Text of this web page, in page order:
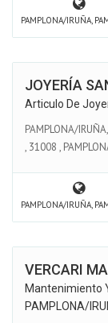
PAMPLONA/IRUÑA,
JOYERÍA
Articulo De
PAMPLONA/
, 31008 ,
PAMPLONA/IRUÑA,
VERCARI
Mantenimiento
PAMPLONA/